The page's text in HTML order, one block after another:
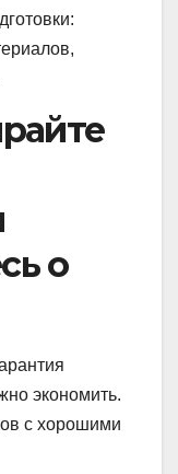
о
экономить.
с хорошими